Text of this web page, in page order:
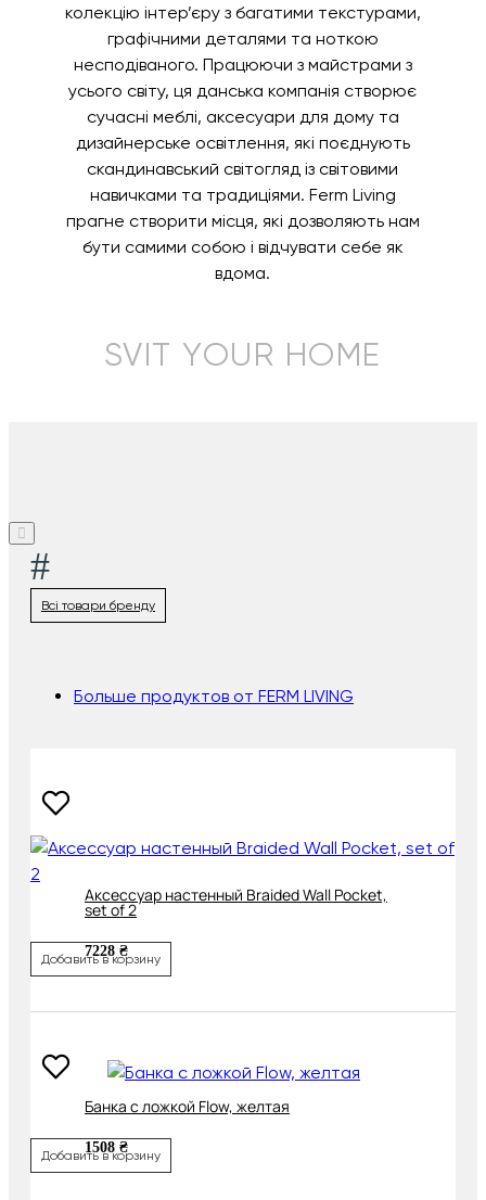
колекцію інтер’єру з багатими текстурами,
графічними деталями та ноткою
несподіваного. Працюючи з майстрами з
усього світу, ця данська компанія створює
сучасні меблі, аксесуари для дому та
дизайнерське освітлення, які поєднують
скандинавський світогляд із світовими
навичками та традиціями. Ferm Living
прагне створити місця, які дозволяють нам
бути самими собою і відчувати себе як
вдома.
SVIT YOUR HOME
#
Всі товари бренду
Больше продуктов от FERM LIVING
Аксессуар настенный Braided Wall Pocket,
set of 2
7228 ₴
Добавить в корзину
Банка с ложкой Flow, желтая
1508 ₴
Добавить в корзину